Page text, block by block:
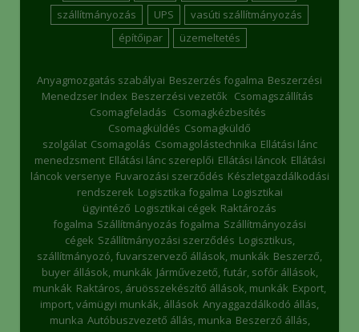
szállítmányozás
UPS
vasúti szállítmányozás
építőipar
üzemeltetés
Anyagmozgatás szabályai Beszerzés fogalma Beszerzési
Menedzser Index Beszerzési vezetők Csomagszállítás
Csomagfeladás Csomagkézbesítés
Csomagküldés Csomagküldő
szolgálat Csomagolás Csomagolástechnika Ellátási lánc
menedzsment Ellátási lánc szereplői Ellátási láncok Ellátási
láncok versenye Fuvarozási szerződés Készletgazdálkodási
rendszerek Logisztika fogalma Logisztikai
ügyintéző Logisztikai cégek Raktározás
fogalma Szállítmányozás fogalma Szállítmányozási
cégek Szállítmányozási szerződés Logisztikus,
szállítmányozó, fuvarszervező állások, munkák Beszerző,
buyer állások, munkák Járművezető, futár, sofőr állások,
munkák Raktáros, áruösszekészítő állások, munkák Export,
import, vámügyi munkák, állások Anyaggazdálkodó állás,
munka Autóbuszvezető állás, munka Beszerző állás,